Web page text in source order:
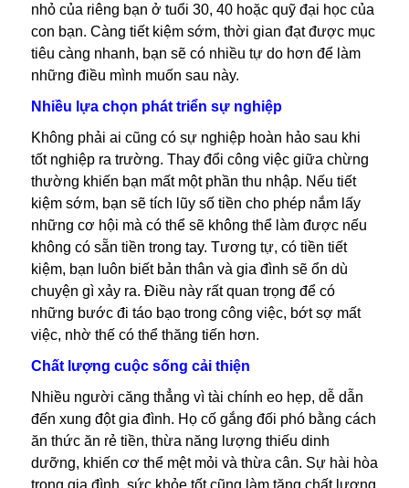
nhỏ của riêng bạn ở tuổi 30, 40 hoặc quỹ đại học của
con bạn. Càng tiết kiệm sớm, thời gian đạt được mục
tiêu càng nhanh, bạn sẽ có nhiều tự do hơn để làm
những điều mình muốn sau này.
Nhiều lựa chọn phát triển sự nghiệp
Không phải ai cũng có sự nghiệp hoàn hảo sau khi
tốt nghiệp ra trường. Thay đổi công việc giữa chừng
thường khiến bạn mất một phần thu nhập. Nếu tiết
kiệm sớm, bạn sẽ tích lũy số tiền cho phép nắm lấy
những cơ hội mà có thể sẽ không thể làm được nếu
không có sẵn tiền trong tay. Tương tự, có tiền tiết
kiệm, bạn luôn biết bản thân và gia đình sẽ ổn dù
chuyện gì xảy ra. Điều này rất quan trọng để có
những bước đi táo bạo trong công việc, bớt sợ mất
việc, nhờ thế có thể thăng tiến hơn.
Chất lượng cuộc sống cải thiện
Nhiều người căng thẳng vì tài chính eo hẹp, dễ dẫn
đến xung đột gia đình. Họ cố gắng đối phó bằng cách
ăn thức ăn rẻ tiền, thừa năng lượng thiếu dinh
dưỡng, khiến cơ thể mệt mỏi và thừa cân. Sự hài hòa
trong gia đình, sức khỏe tốt cũng làm tăng chất lượng